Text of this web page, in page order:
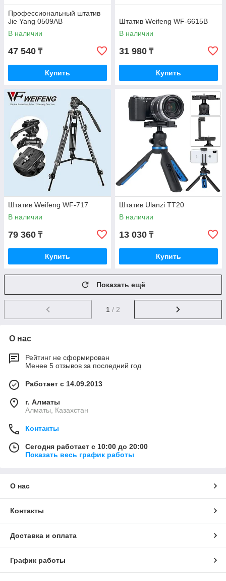
Профессиональный штатив
Jie Yang 0509AB
В наличии
47 540 ₸
Купить
Штатив Weifeng WF-6615B
В наличии
31 980 ₸
Купить
Штатив Weifeng WF-717
В наличии
79 360 ₸
Купить
Штатив Ulanzi TT20
В наличии
13 030 ₸
Купить
Показать ещё
1 / 2
О нас
Рейтинг не сформирован
Менее 5 отзывов за последний год
Работает с 14.09.2013
г. Алматы
Алматы, Казахстан
Контакты
Сегодня работает с 10:00 до 20:00
Показать весь график работы
О нас
Контакты
Доставка и оплата
График работы